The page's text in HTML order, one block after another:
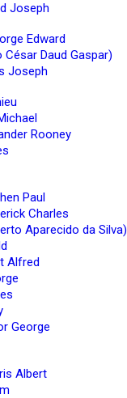
Joseph
Edward
César Daud Gaspar)
Joseph
Rooney
Paul
Charles
Aparecido da Silva)
Alfred
George
Albert